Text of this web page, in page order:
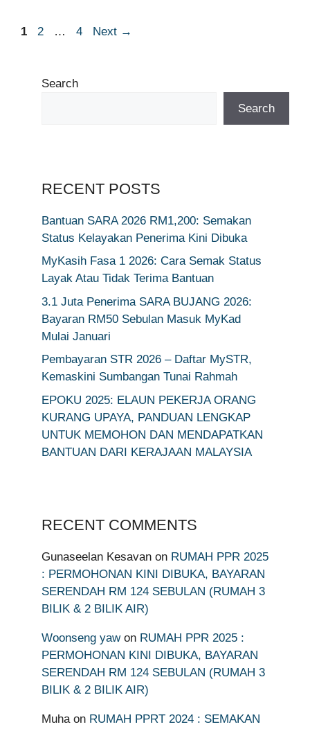
Page
1 Page
2 … Page
4 Next →
Search
Search
RECENT POSTS
Bantuan SARA 2026 RM1,200: Semakan
Status Kelayakan Penerima Kini Dibuka
MyKasih Fasa 1 2026: Cara Semak Status
Layak Atau Tidak Terima Bantuan
3.1 Juta Penerima SARA BUJANG 2026:
Bayaran RM50 Sebulan Masuk MyKad
Mulai Januari
Pembayaran STR 2026 – Daftar MySTR,
Kemaskini Sumbangan Tunai Rahmah
EPOKU 2025: ELAUN PEKERJA ORANG
KURANG UPAYA, PANDUAN LENGKAP
UNTUK MEMOHON DAN MENDAPATKAN
BANTUAN DARI KERAJAAN MALAYSIA
RECENT COMMENTS
Gunaseelan Kesavan on RUMAH PPR 2025
: PERMOHONAN KINI DIBUKA, BAYARAN
SERENDAH RM 124 SEBULAN (RUMAH 3
BILIK & 2 BILIK AIR)
Woonseng yawon RUMAH PPR 2025 :
PERMOHONAN KINI DIBUKA, BAYARAN
SERENDAH RM 124 SEBULAN (RUMAH 3
BILIK & 2 BILIK AIR)
Muha on RUMAH PPRT 2024 : SEMAKAN